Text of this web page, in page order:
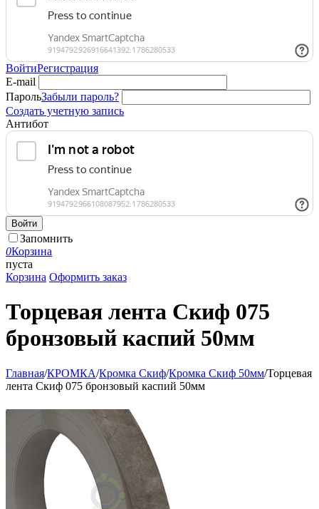
ВойтиРегистрация
E-mail
ПарольЗабыли пароль?
Создать учетную запись
Антибот
Войти
Запомнить
0Корзина
пуста
Корзина Оформить заказ
Торцевая лента Скиф 075
бронзовый каспий 50мм
Главная/КРОМКА/Кромка Скиф/Кромка Скиф 50мм/Торцевая
лента Скиф 075 бронзовый каспий 50мм